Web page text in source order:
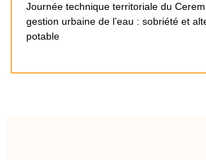
Journée technique territoriale du
gestion urbaine de l’eau : sobriété et
potable